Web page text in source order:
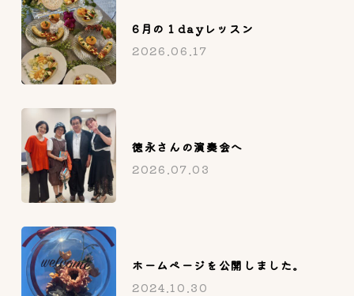
6月の１dayレッスン
2026.06.17
徳永さんの演奏会へ
2026.07.03
ホームページを公開しました。
2024.10.30